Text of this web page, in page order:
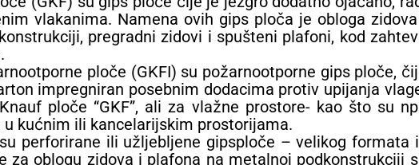
vlakanima. Namena ovih gips ploča je obloga
pregradni zidovi i spušteni plafoni, kod
ploče (GKFI) su požarnootporne gips ploče,
impregniran posebnim dodacima protiv upijanja
ploče “GKF”, ali za vlažne prostore- kao što su
kućnim ili kancelarijskim prostorijama.
perforirane ili užljebljene gipsploče – velikog formata
za oblogu zidova i plafona na metalnoj podkonstrukciji